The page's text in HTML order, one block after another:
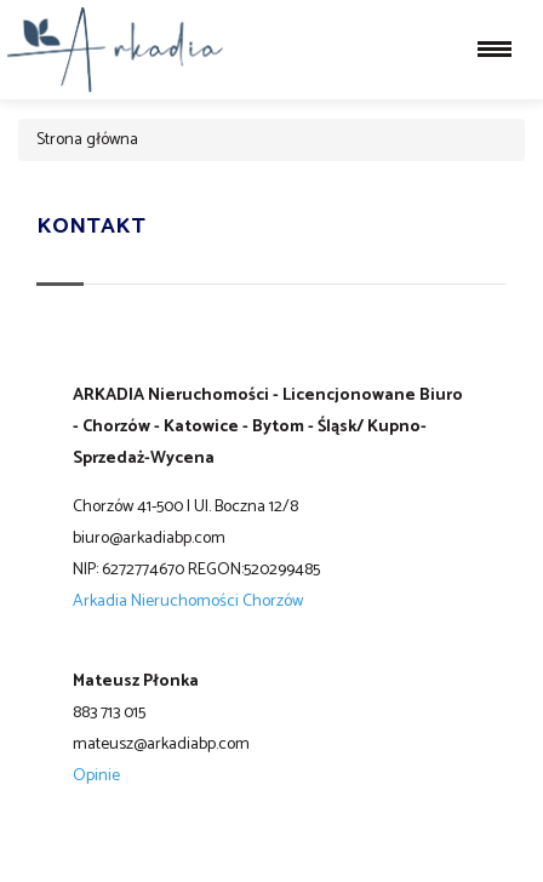
Strona główna
KONTAKT
ARKADIA Nieruchomości - Licencjonowane Biuro
- Chorzów - Katowice - Bytom - Śląsk/ Kupno-
Sprzedaż-Wycena
Chorzów 41-500 | Ul. Boczna 12/8
biuro@arkadiabp.com
NIP: 6272774670 REGON:520299485
Arkadia Nieruchomości Chorzów
Mateusz Płonka
883 713 015
mateusz@arkadiabp.com
Opinie